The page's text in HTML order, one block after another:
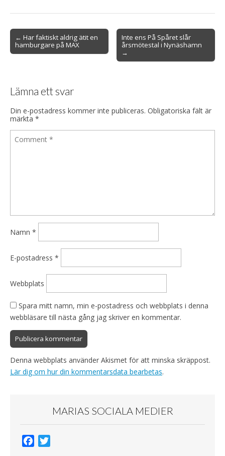
Post
navigation
← Har faktiskt aldrig ätit en
hamburgare på MAX
Inte ens På Spåret slår
årsmötestal i Nynäshamn
→
Lämna ett svar
Din e-postadress kommer inte publiceras. Obligatoriska fält är
märkta *
Namn *
E-postadress *
Webbplats
Spara mitt namn, min e-postadress och webbplats i denna
webbläsare till nästa gång jag skriver en kommentar.
Denna webbplats använder Akismet för att minska skräppost.
Lär dig om hur din kommentarsdata bearbetas.
MARIAS SOCIALA MEDIER